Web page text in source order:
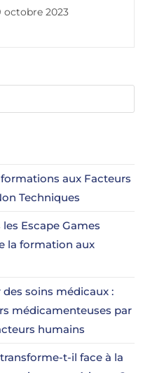
octobre 2023
aux Facteurs
Techniques
Escape Games
la formation aux
soins médicaux :
médicamenteuses par
humains
t-il face à la